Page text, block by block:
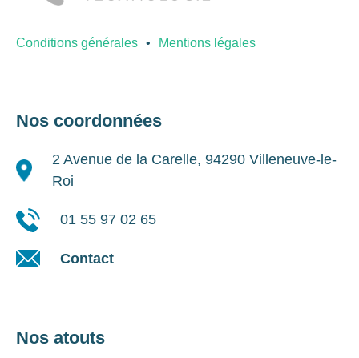
Conditions générales Mentions légales
Nos coordonnées
2 Avenue de la Carelle, 94290 Villeneuve-le-
Roi
01 55 97 02 65
Contact
Nos atouts